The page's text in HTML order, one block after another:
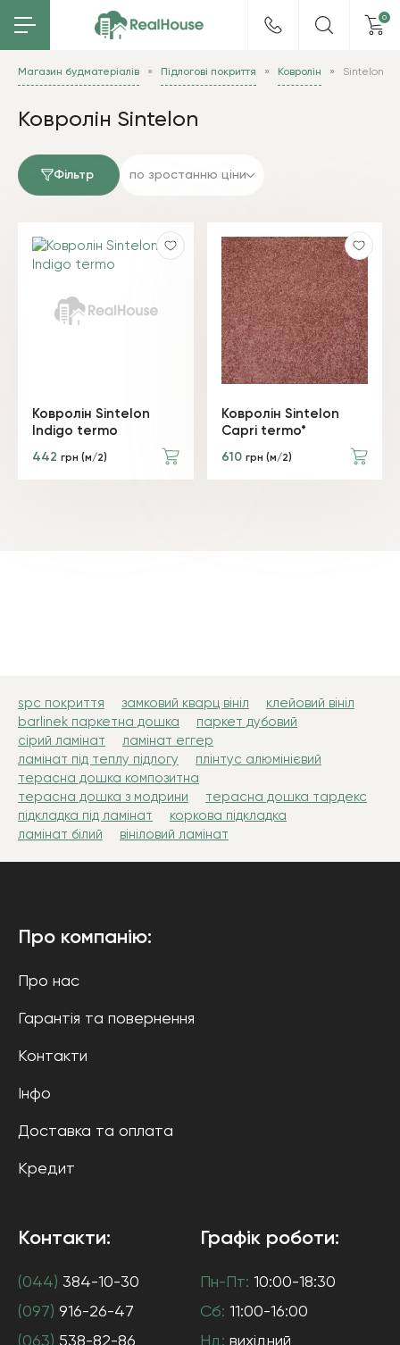
0
Магазин будматеріалів Підлогові покриття Ковролін Sintelon
Ковролін Sintelon
Фільтр по зростанню ціни
Ковролін Sintelon
Indigo termo
442 грн (м/2)
Ковролін Sintelon
Capri termo*
610 грн (м/2)
spc покриття замковий кварц вініл
клейовий вініл
barlinek паркетна дошка
паркет дубовий
сірий ламінат
ламінат еггер
ламінат під теплу підлогу
плінтус алюмінієвий
терасна дошка композитна
терасна дошка з модрини
терасна дошка тардекс
підкладка під ламінат
коркова підкладка
ламінат білий
вініловий ламінат
Про компанію:
Про нас
Гарантія та повернення
Контакти
Інфо
Доставка та оплата
Кредит
Контакти:
(044) 384-10-30
(097) 916-26-47
(063) 538-82-86
Графік роботи:
Пн-Пт: 10:00-18:30
Сб: 11:00-16:00
Нд: вихідний